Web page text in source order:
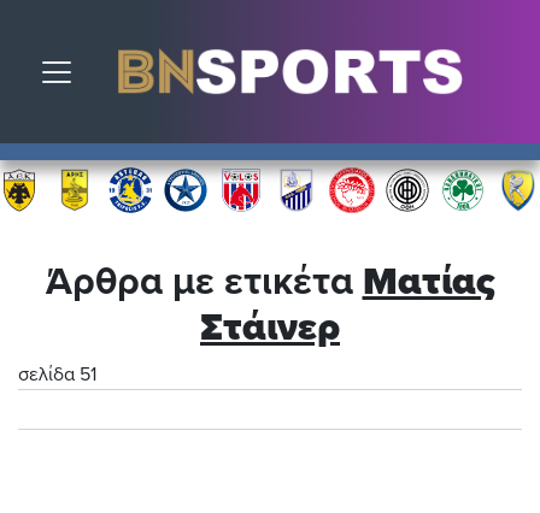
Toggle navigation
Άρθρα με ετικέτα Ματίας
Στάινερ
σελίδα 51